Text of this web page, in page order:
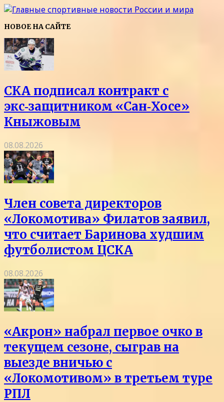
НОВОЕ НА САЙТЕ
СКА подписал контракт с
экс‑защитником «Сан‑Хосе»
Кныжовым
08.08.2026
Член совета директоров
«Локомотива» Филатов заявил,
что считает Баринова худшим
футболистом ЦСКА
08.08.2026
«Акрон» набрал первое очко в
текущем сезоне, сыграв на
выезде вничью с
«Локомотивом» в третьем туре
РПЛ